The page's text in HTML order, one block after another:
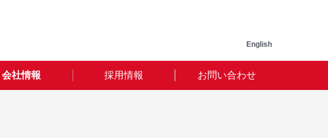
会社情報 採用情報 お問い合わせ
English